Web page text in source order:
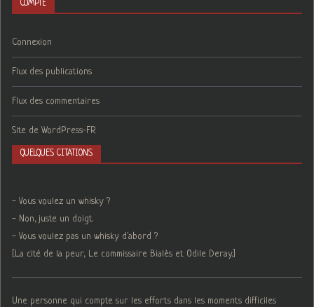
COMPTE
Connexion
Flux des publications
Flux des commentaires
Site de WordPress-FR
QUELQUES CITATIONS
- Vous voulez un whisky ?
- Non, juste un doigt.
- Vous voulez pas un whisky d'abord ?
[La cité de la peur, Le commissaire Bialès et Odile Deray.]
Une personne qui compte sur les efforts dans les moments difficiles